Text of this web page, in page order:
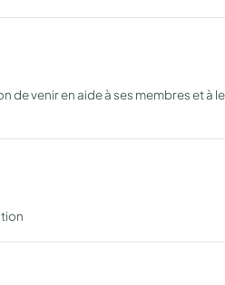
venir en aide à ses membres et à